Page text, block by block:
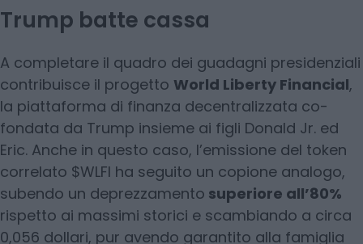
Trump batte cassa
A completare il quadro dei guadagni presidenziali
contribuisce il progetto World Liberty Financial,
la piattaforma di finanza decentralizzata co-
fondata da Trump insieme ai figli Donald Jr. ed
Eric. Anche in questo caso, l’emissione del token
correlato $WLFI ha seguito un copione analogo,
subendo un deprezzamento superiore all’80%
rispetto ai massimi storici e scambiando a circa
0,056 dollari, pur avendo garantito alla famiglia